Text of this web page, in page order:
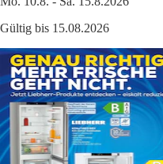
Gültig bis 15.08.2026